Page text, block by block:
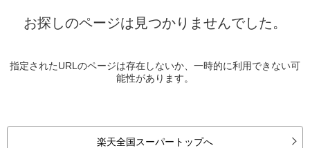
お探しのページは見つかりませんでした。
指定されたURLのページは存在しないか、一時的に利用できない可
能性があります。
楽天全国スーパートップへ